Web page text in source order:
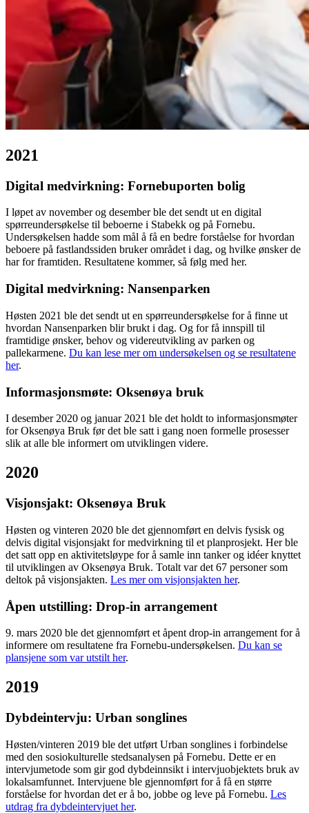
2021
Digital medvirkning: Fornebuporten bolig
I løpet av november og desember ble det sendt ut en digital
spørreundersøkelse til beboerne i Stabekk og på Fornebu.
Undersøkelsen hadde som mål å få en bedre forståelse for hvordan
beboere på fastlandssiden bruker området i dag, og hvilke ønsker de
har for framtiden. Resultatene kommer, så følg med her.
Digital medvirkning: Nansenparken
Høsten 2021 ble det sendt ut en spørreundersøkelse for å finne ut
hvordan Nansenparken blir brukt i dag. Og for få innspill til
framtidige ønsker, behov og videreutvikling av parken og
pallekarmene. Du kan lese mer om undersøkelsen og se resultatene
her.
Informasjonsmøte: Oksenøya bruk
I desember 2020 og januar 2021 ble det holdt to informasjonsmøter
for Oksenøya Bruk før det ble satt i gang noen formelle prosesser
slik at alle ble informert om utviklingen videre.
2020
Visjonsjakt: Oksenøya Bruk
Høsten og vinteren 2020 ble det gjennomført en delvis fysisk og
delvis digital visjonsjakt for medvirkning til et planprosjekt. Her ble
det satt opp en aktivitetsløype for å samle inn tanker og idéer knyttet
til utviklingen av Oksenøya Bruk. Totalt var det 67 personer som
deltok på visjonsjakten. Les mer om visjonsjakten her.
Åpen utstilling: Drop-in arrangement
9. mars 2020 ble det gjennomført et åpent drop-in arrangement for å
informere om resultatene fra Fornebu-undersøkelsen. Du kan se
plansjene som var utstilt her.
2019
Dybdeintervju: Urban songlines
Høsten/vinteren 2019 ble det utført Urban songlines i forbindelse
med den sosiokulturelle stedsanalysen på Fornebu. Dette er en
intervjumetode som gir god dybdeinnsikt i intervjuobjektets bruk av
lokalsamfunnet. Intervjuene ble gjennomført for å få en større
forståelse for hvordan det er å bo, jobbe og leve på Fornebu. Les
utdrag fra dybdeintervjuet her.